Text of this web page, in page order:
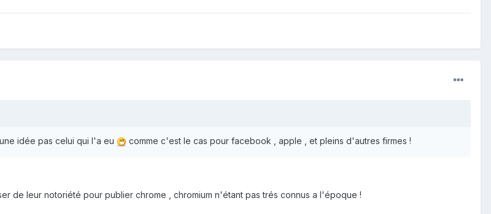
idée pas celui qui l'a eu comme c'est le cas pour facebook , apple , et pleins d'autres firmes !
de leur notoriété pour publier chrome , chromium n'étant pas trés connus a l'époque !